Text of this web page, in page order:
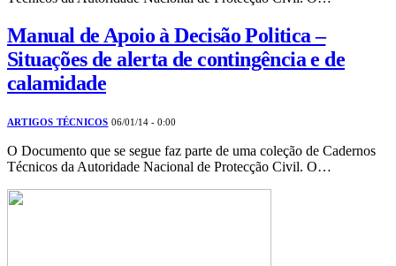
Manual de Apoio à Decisão Politica –
Situações de alerta de contingência e de
calamidade
ARTIGOS TÉCNICOS 06/01/14 - 0:00
O Documento que se segue faz parte de uma coleção de Cadernos
Técnicos da Autoridade Nacional de Protecção Civil. O…